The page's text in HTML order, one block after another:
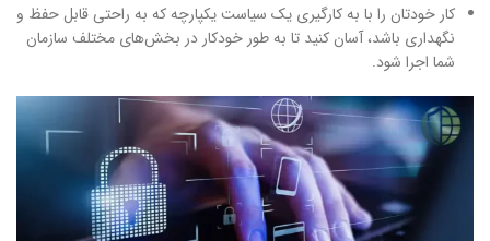
کار خودتان را با به کارگیری یک سیاست یکپارچه که به راحتی قابل حفظ و
نگهداری باشد، آسان کنید تا به طور خودکار در بخش‌های مختلف سازمان
شما اجرا شود.